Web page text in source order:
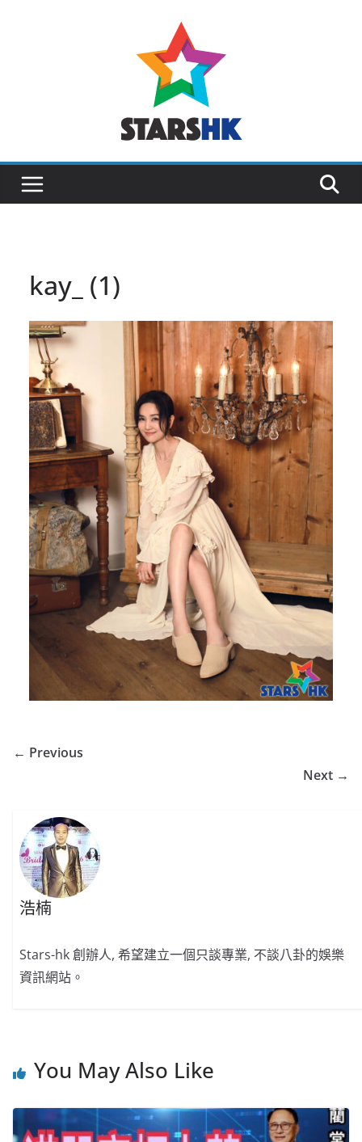
kay_ (1)
← Previous
Next →
浩楠
Stars-hk 創辦人, 希望建立一個只談專業, 不談八卦的娛樂
資訊網站。
You May Also Like